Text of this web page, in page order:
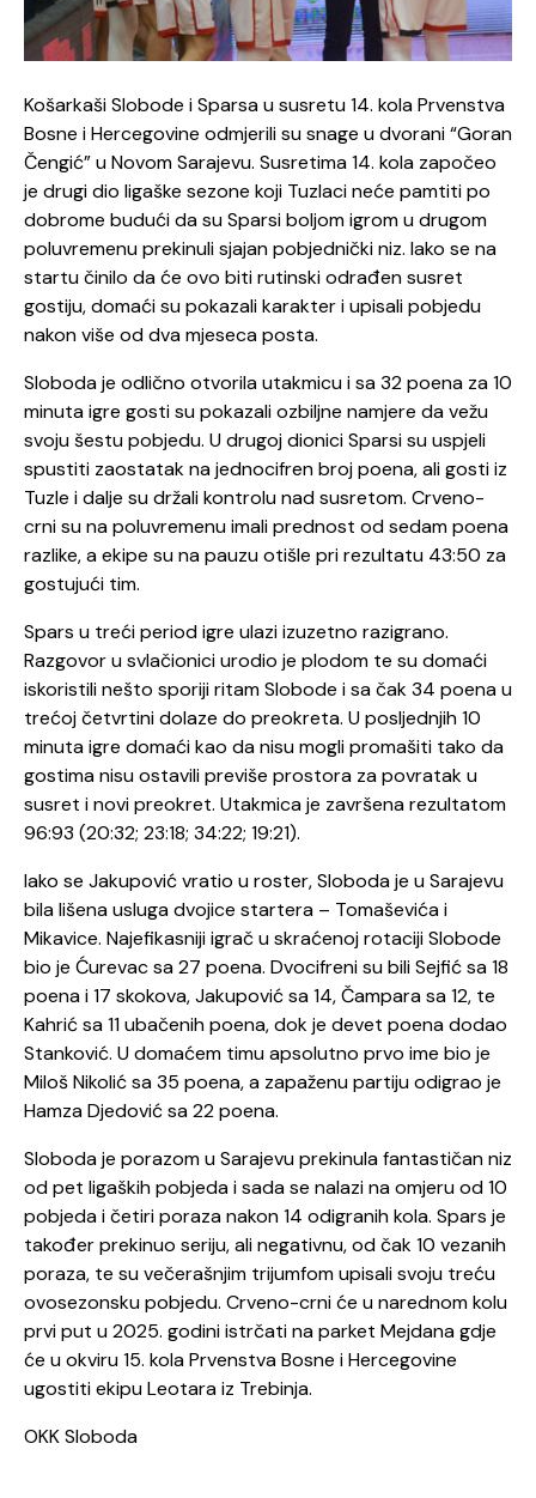
Košarkaši Slobode i Sparsa u susretu 14. kola Prvenstva
Bosne i Hercegovine odmjerili su snage u dvorani “Goran
Čengić” u Novom Sarajevu. Susretima 14. kola započeo
je drugi dio ligaške sezone koji Tuzlaci neće pamtiti po
dobrome budući da su Sparsi boljom igrom u drugom
poluvremenu prekinuli sjajan pobjednički niz. Iako se na
startu činilo da će ovo biti rutinski odrađen susret
gostiju, domaći su pokazali karakter i upisali pobjedu
nakon više od dva mjeseca posta.
Sloboda je odlično otvorila utakmicu i sa 32 poena za 10
minuta igre gosti su pokazali ozbiljne namjere da vežu
svoju šestu pobjedu. U drugoj dionici Sparsi su uspjeli
spustiti zaostatak na jednocifren broj poena, ali gosti iz
Tuzle i dalje su držali kontrolu nad susretom. Crveno-
crni su na poluvremenu imali prednost od sedam poena
razlike, a ekipe su na pauzu otišle pri rezultatu 43:50 za
gostujući tim.
Spars u treći period igre ulazi izuzetno razigrano.
Razgovor u svlačionici urodio je plodom te su domaći
iskoristili nešto sporiji ritam Slobode i sa čak 34 poena u
trećoj četvrtini dolaze do preokreta. U posljednjih 10
minuta igre domaći kao da nisu mogli promašiti tako da
gostima nisu ostavili previše prostora za povratak u
susret i novi preokret. Utakmica je završena rezultatom
96:93 (20:32; 23:18; 34:22; 19:21).
Iako se Jakupović vratio u roster, Sloboda je u Sarajevu
bila lišena usluga dvojice startera – Tomaševića i
Mikavice. Najefikasniji igrač u skraćenoj rotaciji Slobode
bio je Ćurevac sa 27 poena. Dvocifreni su bili Sejfić sa 18
poena i 17 skokova, Jakupović sa 14, Čampara sa 12, te
Kahrić sa 11 ubačenih poena, dok je devet poena dodao
Stanković. U domaćem timu apsolutno prvo ime bio je
Miloš Nikolić sa 35 poena, a zapaženu partiju odigrao je
Hamza Djedović sa 22 poena.
Sloboda je porazom u Sarajevu prekinula fantastičan niz
od pet ligaških pobjeda i sada se nalazi na omjeru od 10
pobjeda i četiri poraza nakon 14 odigranih kola. Spars je
također prekinuo seriju, ali negativnu, od čak 10 vezanih
poraza, te su večerašnjim trijumfom upisali svoju treću
ovosezonsku pobjedu. Crveno-crni će u narednom kolu
prvi put u 2025. godini istrčati na parket Mejdana gdje
će u okviru 15. kola Prvenstva Bosne i Hercegovine
ugostiti ekipu Leotara iz Trebinja.
OKK Sloboda